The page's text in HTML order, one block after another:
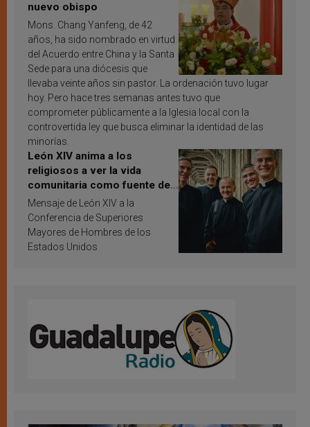
nuevo obispo
Mons. Chang Yanfeng, de 42
años, ha sido nombrado en virtud
del Acuerdo entre China y la Santa
Sede para una diócesis que
llevaba veinte años sin pastor. La ordenación tuvo lugar
hoy. Pero hace tres semanas antes tuvo que
comprometer públicamente a la Iglesia local con la
controvertida ley que busca eliminar la identidad de las
minorías.
León XIV anima a los
religiosos a ver la vida
comunitaria como fuente de
inspiración y santificación
Mensaje de León XIV a la
Conferencia de Superiores
Mayores de Hombres de los
Estados Unidos